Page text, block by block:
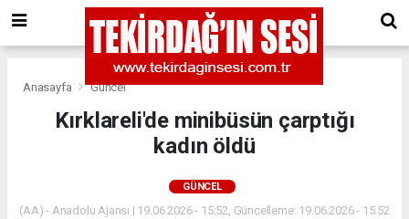
Anasayfa Güncel
Kırklareli'de minibüsün çarptığı
kadın öldü
GÜNCEL
(AA) - Anadolu Ajansı | 19.06.2026 - 15:52, Güncelleme: 19.06.2026 - 15:52